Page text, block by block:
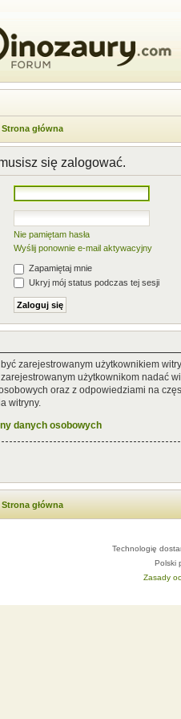
Strona główna
się zalogować.
Nie pamiętam hasła
Wyślij ponownie e-mail aktywacyjny
Zapamiętaj mnie
Ukryj mój status podczas tej sesji
zarejestrowanym użytkownikiem
użytkownikom nadać
oraz z odpowiedziami na
witryny.
danych osobowych
Strona główna
Technologię
Polski
Zasady